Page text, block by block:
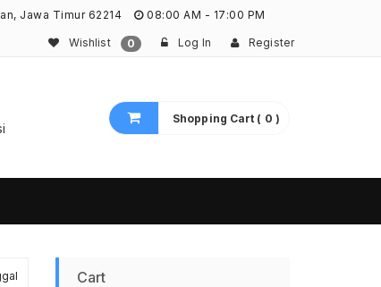
Jawa Timur 62214 08:00 AM - 17:00 PM
Wishlist 0 Log In Register
Shopping Cart ( 0 )
Cart